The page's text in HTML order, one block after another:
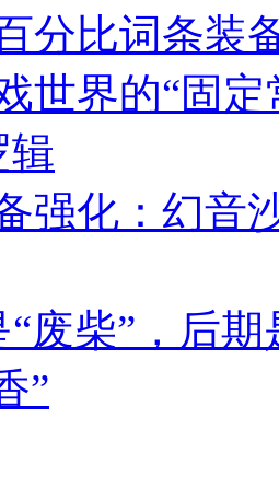
分比词条装
世界的“固
辑
强化：幻音
废柴”，后
”